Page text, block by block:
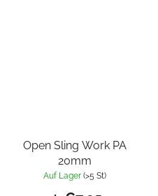
Open Sling Work PA
20mm
Auf Lager (>5 St)